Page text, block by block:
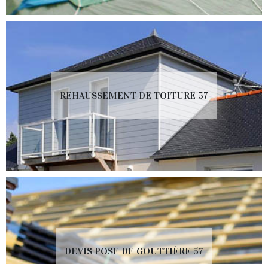
REHAUSSEMENT DE TOITURE 57
DEVIS POSE DE GOUTTIÈRE 57